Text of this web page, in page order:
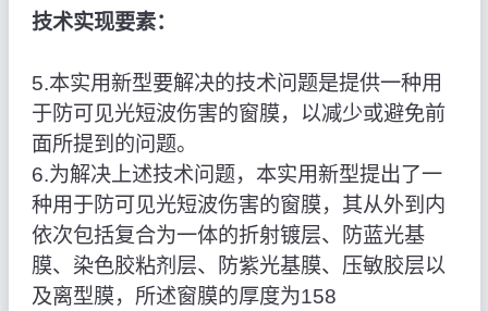
技术实现要素：
5.本实用新型要解决的技术问题是提供一种用
于防可见光短波伤害的窗膜，以减少或避免前
面所提到的问题。
6.为解决上述技术问题，本实用新型提出了一
种用于防可见光短波伤害的窗膜，其从外到内
依次包括复合为一体的折射镀层、防蓝光基
膜、染色胶粘剂层、防紫光基膜、压敏胶层以
及离型膜，所述窗膜的厚度为158